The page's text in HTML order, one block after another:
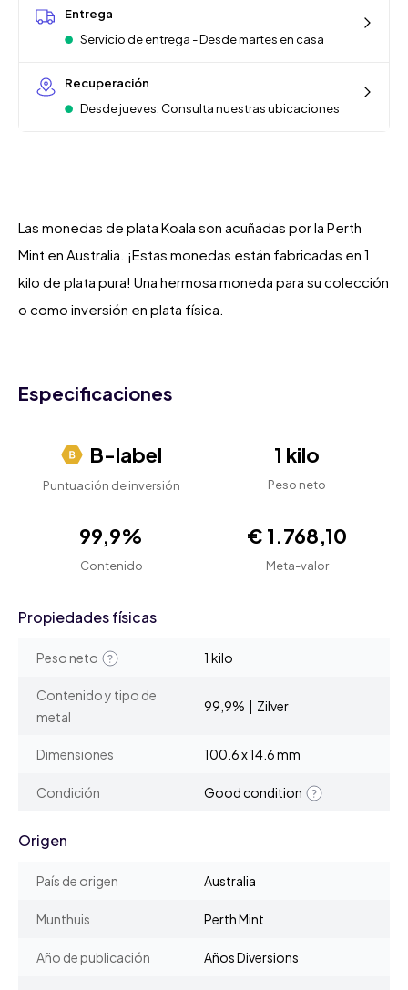
Entrega
Servicio de entrega - Desde martes en casa
Recuperación
Desde jueves. Consulta nuestras ubicaciones
Las monedas de plata Koala son acuñadas por la Perth
Mint en Australia. ¡Estas monedas están fabricadas en 1
kilo de plata pura! Una hermosa moneda para su colección
o como inversión en plata física.
Especificaciones
B-label
Puntuación de inversión
1 kilo
Peso neto
99,9%
Contenido
€ 1.768,10
Meta-valor
Propiedades físicas
Peso neto 1 kilo
Contenido y tipo de
metal
99,9% | Zilver
Dimensiones 100.6 x 14.6 mm
Condición Good condition
Origen
País de origen Australia
Munthuis Perth Mint
Año de publicación Años Diversions